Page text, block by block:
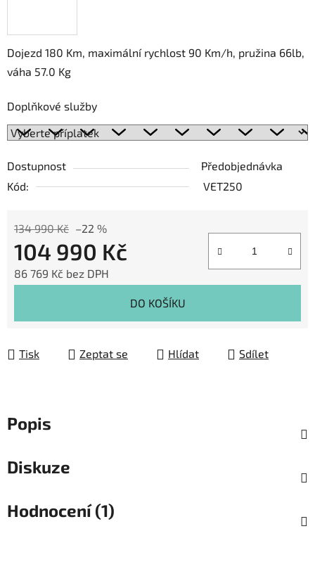
Dojezd 180 Km, maximální rychlost 90 Km/h, pružina 66lb,
váha 57.0 Kg
Doplňkové služby
Dostupnost
Předobjednávka
Kód:
VET250
134 990 Kč –22 %
104 990 Kč
86 769 Kč bez DPH
DO KOŠÍKU
Tisk Zeptat se Hlídat Sdílet
Popis
Diskuze
Hodnocení (1)